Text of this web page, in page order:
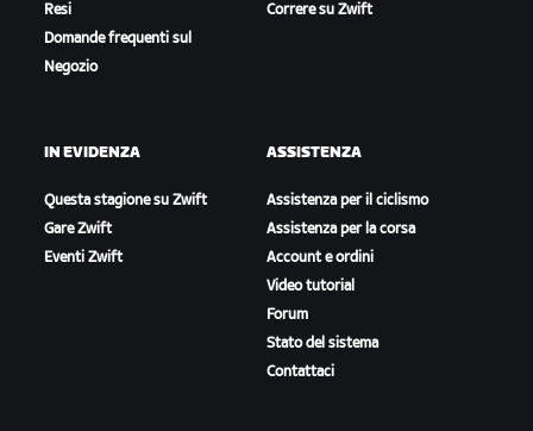
Resi
Domande frequenti sul
Negozio
Correre su Zwift
IN EVIDENZA
Questa stagione su Zwift
Gare Zwift
Eventi Zwift
ASSISTENZA
Assistenza per il ciclismo
Assistenza per la corsa
Account e ordini
Video tutorial
Forum
Stato del sistema
Contattaci